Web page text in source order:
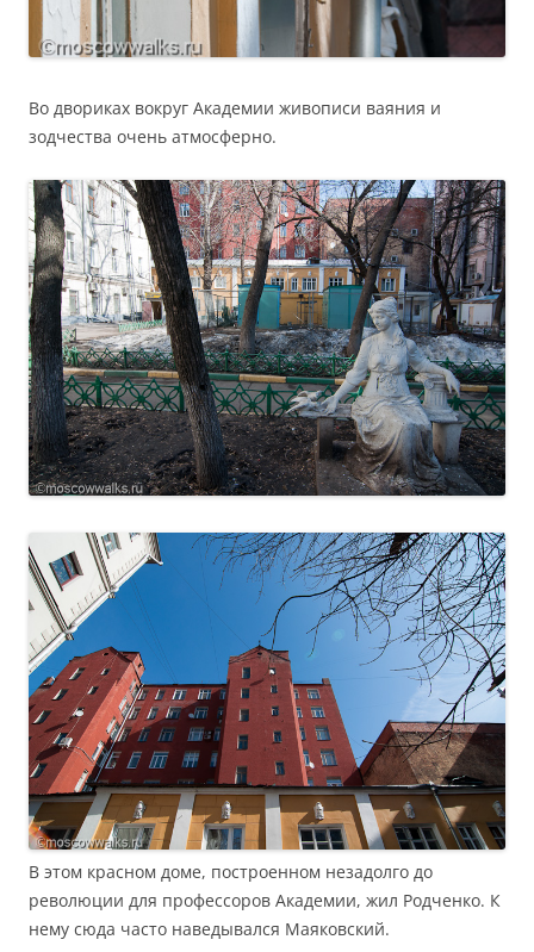
Во двориках вокруг Академии живописи ваяния и
зодчества очень атмосферно.
В этом красном доме, построенном незадолго до
революции для профессоров Академии, жил Родченко. К
нему сюда часто наведывался Маяковский.